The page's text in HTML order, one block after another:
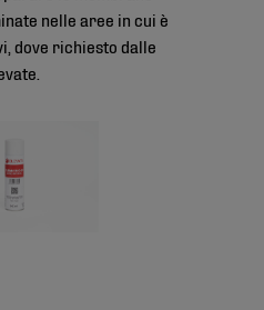
nelle aree in cui è
dove richiesto dalle